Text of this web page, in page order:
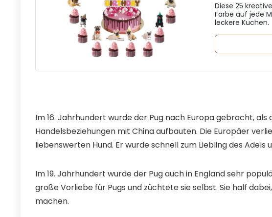
Diese 25
Farbe auf jede
leckere Kuchen.
Im 16. Jahrhundert wurde der Pug nach Europa gebracht,
Handelsbeziehungen mit China aufbauten. Die Europäer
liebenswerten Hund. Er wurde schnell zum Liebling des Adels
Im 19. Jahrhundert wurde der Pug auch in England sehr
große Vorliebe für Pugs und züchtete sie selbst. Sie half
machen.